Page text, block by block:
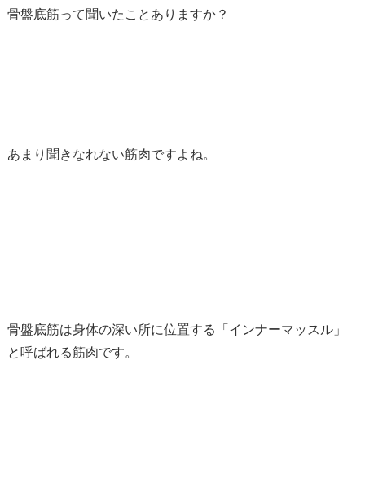
骨盤底筋って聞いたことありますか？
あまり聞きなれない筋肉ですよね。
骨盤底筋は身体の深い所に位置する「インナーマッスル」
と呼ばれる筋肉です。